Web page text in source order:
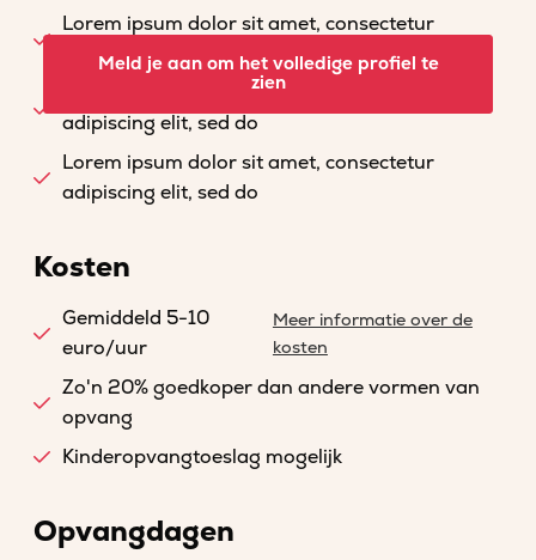
Lorem ipsum dolor sit amet, consectetur
adipiscing elit, sed do
Lorem ipsum dolor sit amet, consectetur
adipiscing elit, sed do
Lorem ipsum dolor sit amet, consectetur
adipiscing elit, sed do
Meld je aan om het volledige profiel te
zien
Kosten
Gemiddeld 5-10
euro/uur
Meer informatie over de
kosten
Zo'n 20% goedkoper dan andere vormen van
opvang
Kinderopvangtoeslag mogelijk
Opvangdagen